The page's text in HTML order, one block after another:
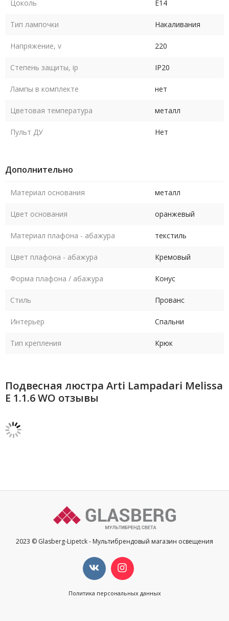
Цоколь E14
Тип лампочки Накаливания
Напряжение, v 220
Степень защиты, ip IP20
Лампы в комплекте нет
Цветовая температура металл
Пульт ДУ Нет
Дополнительно
Материал основания металл
Цвет основания оранжевый
Материал плафона - абажура текстиль
Цвет плафона - абажура Кремовый
Форма плафона / абажура Конус
Стиль Прованс
Интерьер Спальни
Тип крепления Крюк
Подвесная люстра Arti Lampadari Melissa
E 1.1.6 WO отзывы
2023 © Glasberg-Lipetck - Мультибрендовый магазин освещения
Политика персональных данных